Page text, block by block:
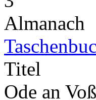
Almanach
Titel
Ode an